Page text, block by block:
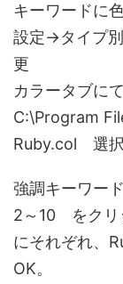
キーワードに
設定→タイプ
更
カラータブに
C:\Program
Ruby.col 選択
強調キーワー
2～10 をクリ
にそれぞれ、
OK。